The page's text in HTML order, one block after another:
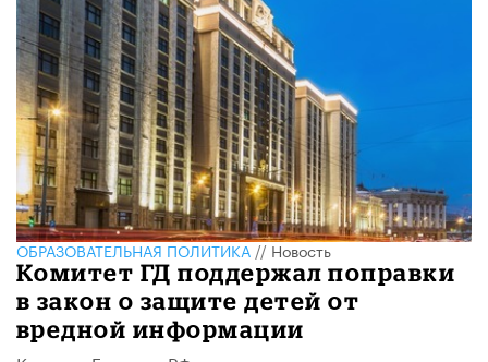
ОБРАЗОВАТЕЛЬНАЯ ПОЛИТИКА//Новость
Комитет ГД поддержал поправки
в закон о защите детей от
вредной информации